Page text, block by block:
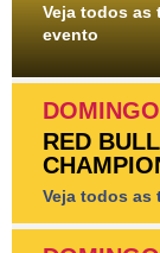
Veja todos as
evento
RED
Veja todos as